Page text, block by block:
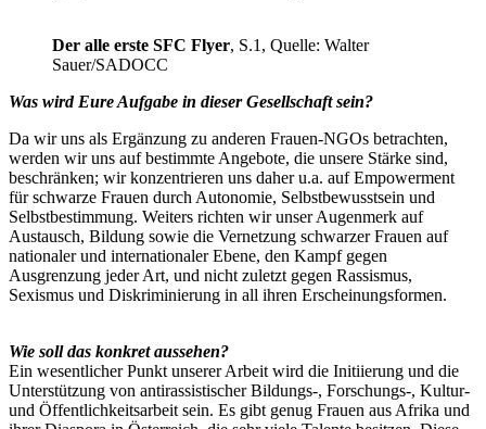
Der alle erste SFC Flyer, S.1, Quelle: Walter
Sauer/SADOCC
Was wird Eure Aufgabe in dieser Gesellschaft sein?
Da wir uns als Ergänzung zu anderen Frauen-NGOs betrachten,
werden wir uns auf bestimmte Angebote, die unsere Stärke sind,
beschränken; wir konzentrieren uns daher u.a. auf Empowerment
für schwarze Frauen durch Autonomie, Selbstbewusstsein und
Selbstbestimmung. Weiters richten wir unser Augenmerk auf
Austausch, Bildung sowie die Vernetzung schwarzer Frauen auf
nationaler und internationaler Ebene, den Kampf gegen
Ausgrenzung jeder Art, und nicht zuletzt gegen Rassismus,
Sexismus und Diskriminierung in all ihren Erscheinungsformen.
Wie soll das konkret aussehen?
Ein wesentlicher Punkt unserer Arbeit wird die Initiierung und die
Unterstützung von antirassistischer Bildungs-, Forschungs-, Kultur-
und Öffentlichkeitsarbeit sein. Es gibt genug Frauen aus Afrika und